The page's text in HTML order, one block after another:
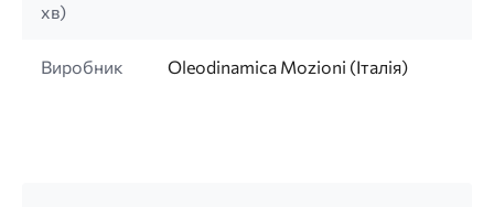
хв)
Виробник Oleodinamica Mozioni (Італія)